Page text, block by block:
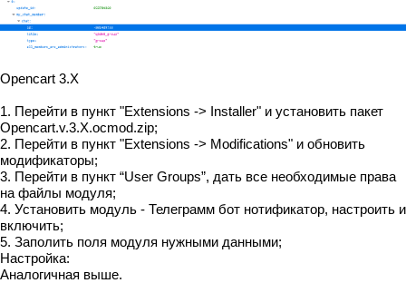
Opencart 3.X
1. Перейти в пункт "Extensions -> Installer" и установить пакет
Opencart.v.3.X.ocmod.zip;
2. Перейти в пункт "Extensions -> Modifications" и обновить
модификаторы;
3. Перейти в пункт “User Groups”, дать все необходимые права
на файлы модуля;
4. Установить модуль - Телеграмм бот нотификатор, настроить и
включить;
5. Заполить поля модуля нужными данными;
Настройка:
Аналогичная выше.